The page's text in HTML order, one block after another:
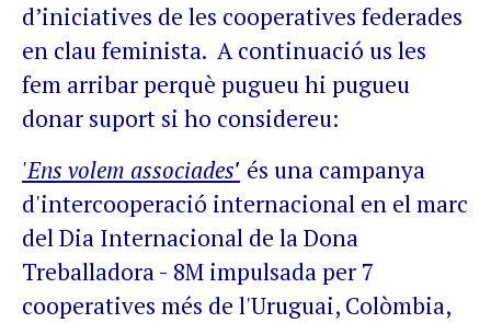
d’iniciatives de les cooperatives federades
en clau feminista. A continuació us les
fem arribar perquè pugueu hi pugueu
donar suport si ho considereu:
'Ens volem associades' és una campanya
d'intercooperació internacional en el marc
del Dia Internacional de la Dona
Treballadora - 8M impulsada per 7
cooperatives més de l'Uruguai, Colòmbia,